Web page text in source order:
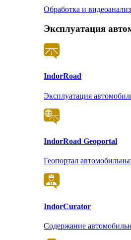
Обработка и
Эксплуатация
IndorRoad
Эксплуатация
IndorRoad Geoportal
Геопортал
IndorCurator
Содержание